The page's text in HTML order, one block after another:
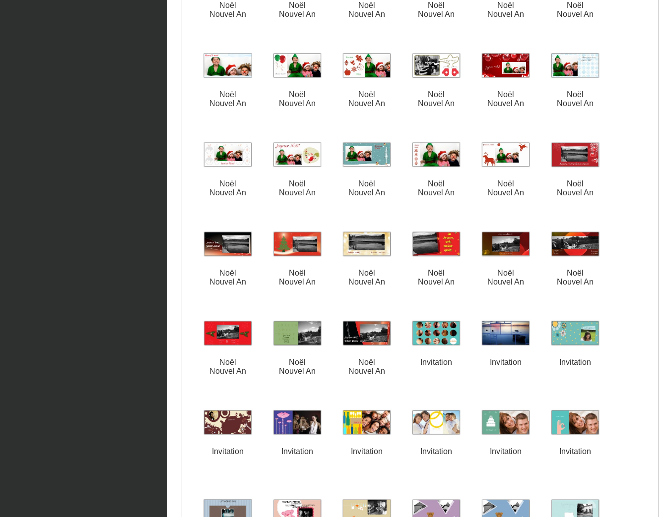
Noël
Nouvel An
Noël
Nouvel An
Noël
Nouvel An
Noël
Nouvel An
Noël
Nouvel An
Noël
Nouvel An
Noël
Nouvel An
Noël
Nouvel An
Noël
Nouvel An
Noël
Nouvel An
Noël
Nouvel An
Noël
Nouvel An
Noël
Nouvel An
Noël
Nouvel An
Noël
Nouvel An
Noël
Nouvel An
Noël
Nouvel An
Noël
Nouvel An
Noël
Nouvel An
Noël
Nouvel An
Noël
Nouvel An
Noël
Nouvel An
Noël
Nouvel An
Noël
Nouvel An
Noël
Nouvel An
Noël
Nouvel An
Noël
Nouvel An
Invitation Invitation Invitation
Invitation Invitation Invitation Invitation Invitation Invitation